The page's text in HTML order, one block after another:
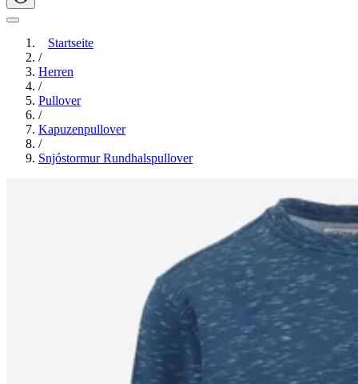
Startseite
/
Herren
/
Pullover
/
Kapuzenpullover
/
Snjóstormur Rundhalspullover